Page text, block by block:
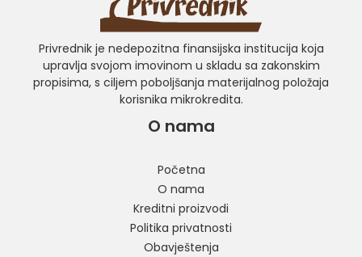
Privrednik je nedepozitna finansijska institucija koja
upravlja svojom imovinom u skladu sa zakonskim
propisima, s ciljem poboljšanja materijalnog položaja
korisnika mikrokredita.
O nama
Početna
O nama
Kreditni proizvodi
Politika privatnosti
Obavještenja